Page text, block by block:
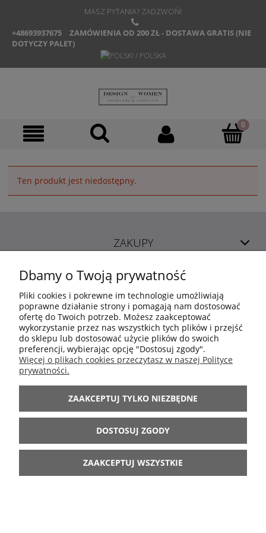
MASZ PYTANIA? ZADZWOŃ!
+48693937675
ZAMÓWIENIA OD 200 ZŁ - DOSTAWA GRATIS (NIE
DOTYCZY PALET)
Ten produkt jest niedostępny.
ZAKUPY
POMOC
MOJE KONTO
INFORMACJE
ARANŻACJE
BĄDŹ Z NAMI
Dbamy o Twoją prywatność
Pliki cookies i pokrewne im technologie umożliwiają
poprawne działanie strony i pomagają nam dostosować
ofertę do Twoich potrzeb. Możesz zaakceptować
wykorzystanie przez nas wszystkich tych plików i przejść
do sklepu lub dostosować użycie plików do swoich
preferencji, wybierając opcję "Dostosuj zgody".
Więcej o plikach cookies przeczytasz w naszej Polityce
prywatności.
ZAAKCEPTUJ TYLKO NIEZBĘDNE
DOSTOSUJ ZGODY
ZAAKCEPTUJ WSZYSTKIE